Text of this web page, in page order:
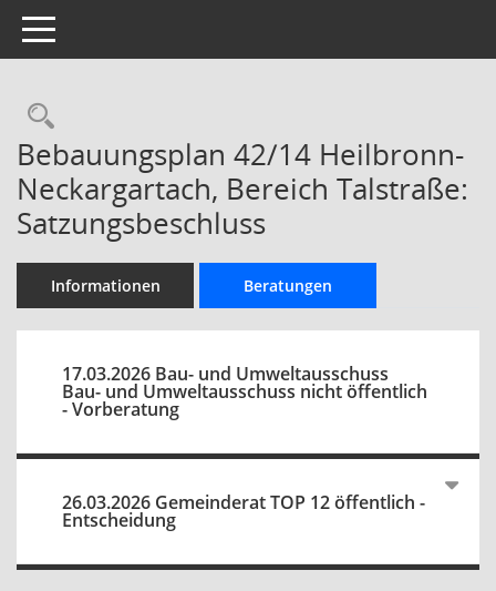
Toggle navigation
Rechercheauswahl
Bebauungsplan 42/14 Heilbronn-
Neckargartach, Bereich Talstraße:
Satzungsbeschluss
Informationen Beratungen
17.03.2026 Bau- und Umweltausschuss
Bau- und Umweltausschuss nicht öffentlich
- Vorberatung
26.03.2026 Gemeinderat TOP 12 öffentlich -
Entscheidung